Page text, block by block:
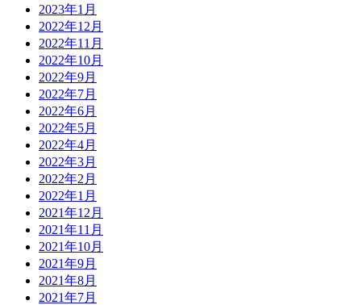
2023年1月
2022年12月
2022年11月
2022年10月
2022年9月
2022年7月
2022年6月
2022年5月
2022年4月
2022年3月
2022年2月
2022年1月
2021年12月
2021年11月
2021年10月
2021年9月
2021年8月
2021年7月